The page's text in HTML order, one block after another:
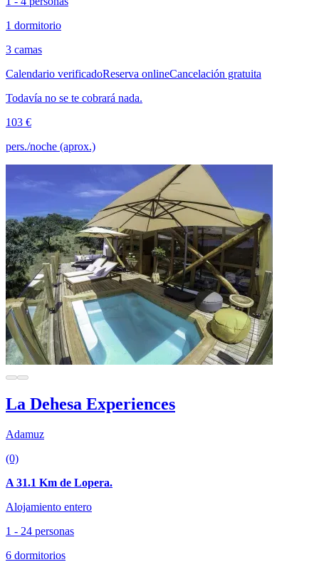
1 dormitorio
3 camas
Calendario verificadoReserva onlineCancelación gratuita
Todavía no se te cobrará nada.
103 €
pers./noche (aprox.)
La Dehesa Experiences
Adamuz
(0)
A 31.1 Km de Lopera.
Alojamiento entero
1 - 24 personas
6 dormitorios